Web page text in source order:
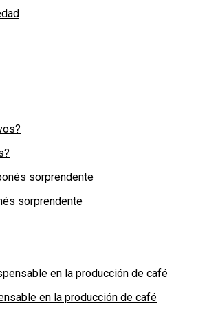
sorprendente
en la producción de café